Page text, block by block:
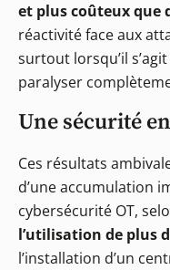
et plus coûteux que
réactivité face aux
surtout lorsqu’il s’agit
paralyser
Une sécurité
Ces résultats
d’une accumulation
cybersécurité OT,
l’utilisation de plus
l’installation d’un